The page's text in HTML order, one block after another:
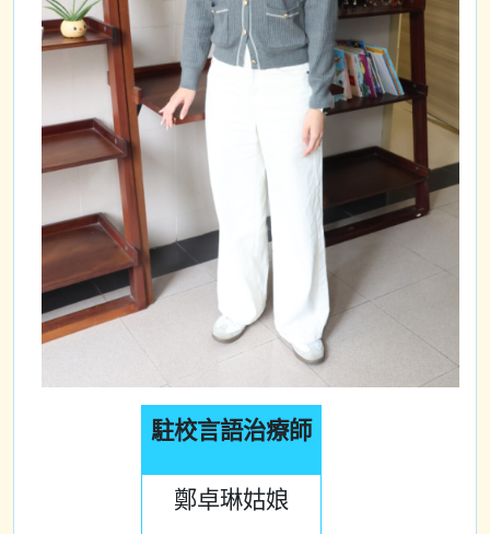
駐校言語治療師
鄭卓琳姑娘